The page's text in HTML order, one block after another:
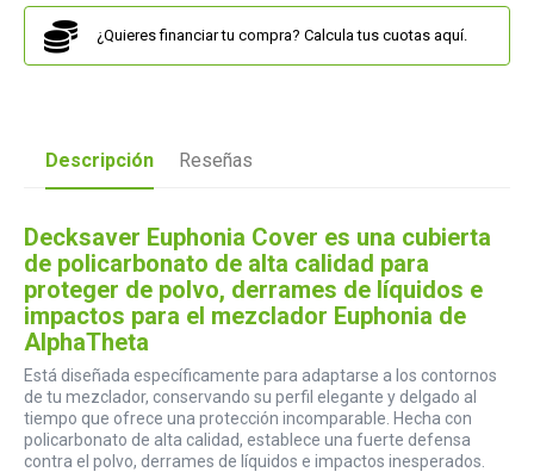
¿Quieres financiar tu compra? Calcula tus cuotas aquí.
Descripción Reseñas
Decksaver Euphonia Cover es una cubierta
de policarbonato de alta calidad para
proteger de polvo, derrames de líquidos e
impactos para el mezclador Euphonia de
AlphaTheta
Está diseñada específicamente para adaptarse a los contornos
de tu mezclador, conservando su perfil elegante y delgado al
tiempo que ofrece una protección incomparable. Hecha con
policarbonato de alta calidad, establece una fuerte defensa
contra el polvo, derrames de líquidos e impactos inesperados.